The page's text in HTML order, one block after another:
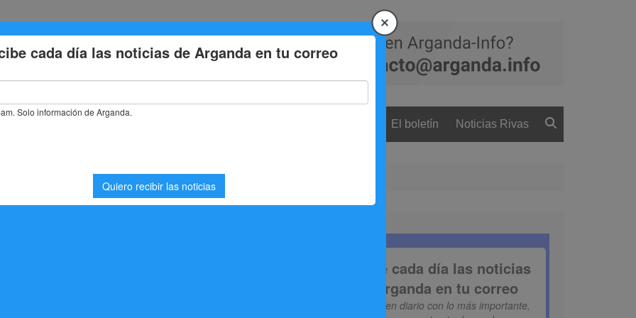
El boletín Noticias Rivas
buscando. Quizá pueda ayudarte una búsqueda.